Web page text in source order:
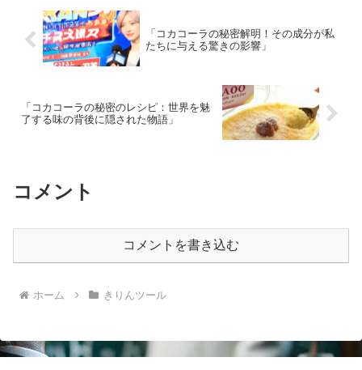
「コカコーラの秘密解明！その成分が私
たちに与える驚きの影響」
「コカコーラの秘密のレシピ：世界を魅
了する味の背後に隠された物語」
コメント
コメントを書き込む
ホーム きりんツール